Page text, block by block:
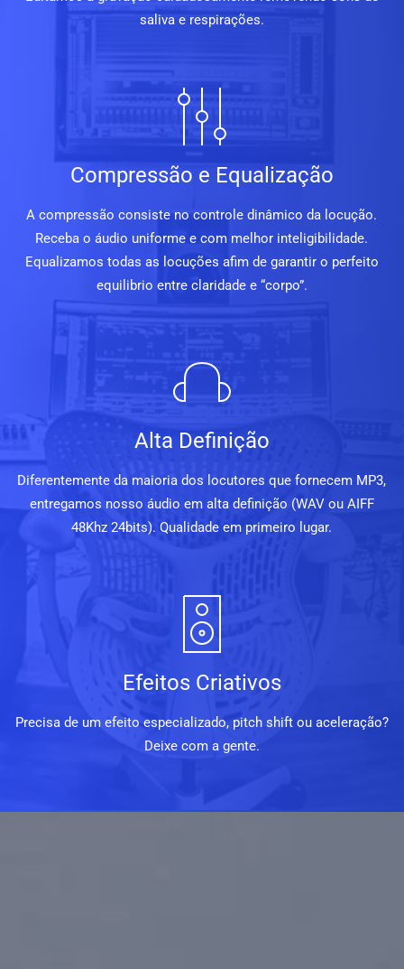
saliva e respirações.
Compressão e Equalização
A compressão consiste no controle dinâmico da locução.
Receba o áudio uniforme e com melhor inteligibilidade.
Equalizamos todas as locuções afim de garantir o perfeito
equilibrio entre claridade e “corpo”.
Alta Definição
Diferentemente da maioria dos locutores que fornecem MP3,
entregamos nosso áudio em alta definição (WAV ou AIFF
48Khz 24bits). Qualidade em primeiro lugar.
Efeitos Criativos
Precisa de um efeito especializado, pitch shift ou aceleração?
Deixe com a gente.